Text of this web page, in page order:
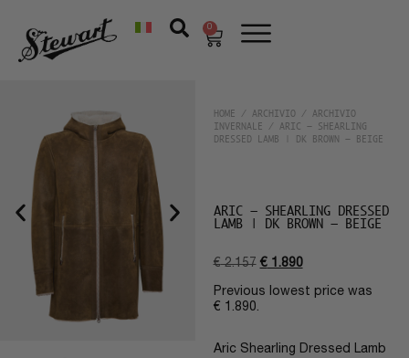
0
HOME / ARCHIVIO / ARCHIVIO
INVERNALE / ARIC – SHEARLING
DRESSED LAMB | DK BROWN – BEIGE
ARIC – SHEARLING DRESSED
LAMB | DK BROWN – BEIGE
€2.157 €1.890
Previous lowest price was
€ 1.890.
Aric Shearling Dressed Lamb